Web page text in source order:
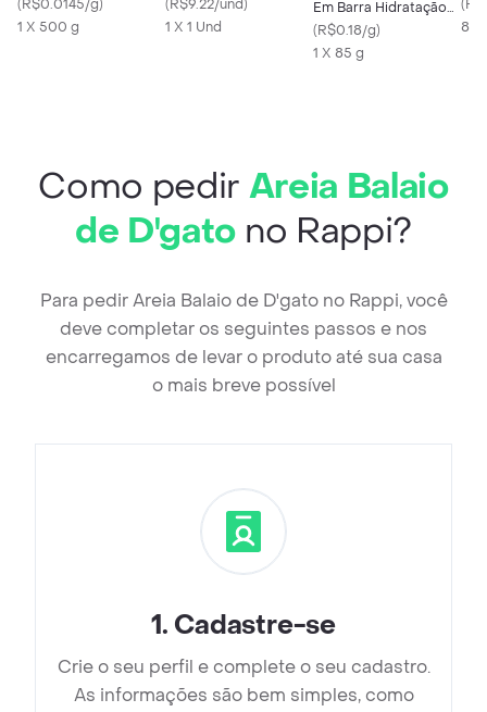
(R$0.0145/g)
1 X 500 g
(R$9.22/und)
1 X 1 Und
Em Barra Hidratação
Intensiva
(R$0.18/g)
1 X 85 g
(
85
Como pedir Areia Balaio
de D'gato no Rappi?
Para pedir Areia Balaio de D'gato no Rappi, você
deve completar os seguintes passos e nos
encarregamos de levar o produto até sua casa
o mais breve possível
1. Cadastre-se
Crie o seu perfil e complete o seu cadastro.
As informações são bem simples, como